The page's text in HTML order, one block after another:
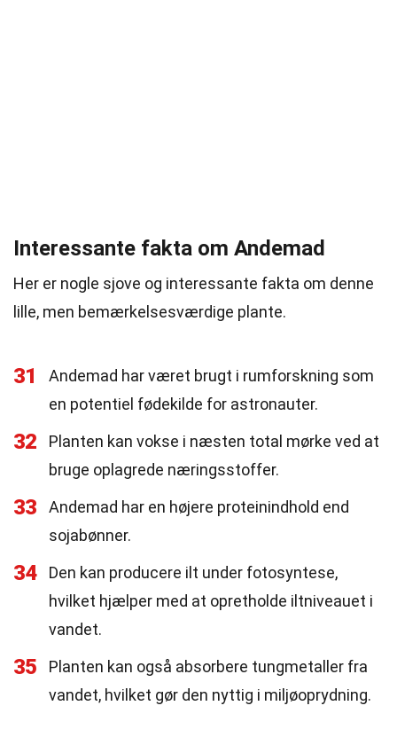
Interessante fakta om Andemad
Her er nogle sjove og interessante fakta om denne
lille, men bemærkelsesværdige plante.
31
Andemad har været brugt i rumforskning som
en potentiel fødekilde for astronauter.
32
Planten kan vokse i næsten total mørke ved at
bruge oplagrede næringsstoffer.
33
Andemad har en højere proteinindhold end
sojabønner.
34
Den kan producere ilt under fotosyntese,
hvilket hjælper med at opretholde iltniveauet i
vandet.
35
Planten kan også absorbere tungmetaller fra
vandet, hvilket gør den nyttig i miljøoprydning.